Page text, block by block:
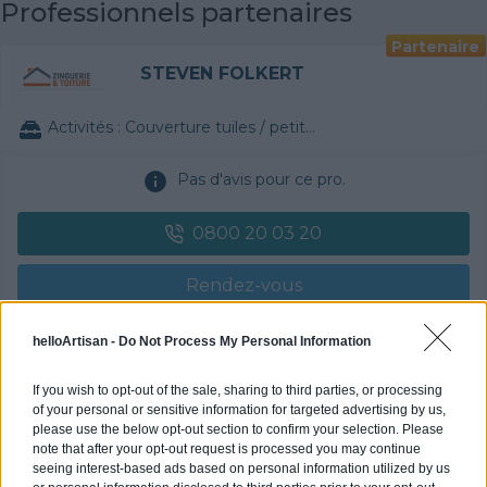
helloArtisan - Do Not Process My Personal Information
If you wish to opt-out of the sale, sharing to third parties, or processing
of your personal or sensitive information for targeted advertising by us,
please use the below opt-out section to confirm your selection. Please
note that after your opt-out request is processed you may continue
seeing interest-based ads based on personal information utilized by us
Cheminée
Charpente métallique
Fumisterie - Conduits de Fumée
Fenêtre de toit (Vélux)
Volet en aluminium
Portail en aluminium
Portail en PVC
Volet en bois
Escalier en bois
Vitrerie
Plaque de plâtre
Faux plafond
Plâtre traditionnel
Isolation phonique
Professionnels partenaires
Partenaire
STEVEN FOLKERT
Activités : Couverture tuiles / petits éléments
Pas d'avis pour ce pro.
0800 20 03 20
Rendez-vous
Devis
Labels et certifications : Non communiqué
Partenaire
POLYGONE ENERGIE